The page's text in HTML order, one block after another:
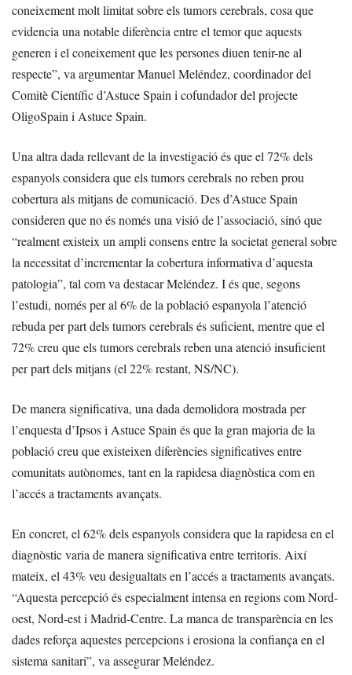
coneixement molt limitat sobre els tumors cerebrals, cosa que
evidencia una notable diferència entre el temor que aquests
generen i el coneixement que les persones diuen tenir-ne al
respecte”, va argumentar Manuel Meléndez, coordinador del
Comitè Científic d’Astuce Spain i cofundador del projecte
OligoSpain i Astuce Spain.
Una altra dada rellevant de la investigació és que el 72% dels
espanyols considera que els tumors cerebrals no reben prou
cobertura als mitjans de comunicació. Des d’Astuce Spain
consideren que no és només una visió de l’associació, sinó que
“realment existeix un ampli consens entre la societat general sobre
la necessitat d’incrementar la cobertura informativa d’aquesta
patologia”, tal com va destacar Meléndez. I és que, segons
l’estudi, només per al 6% de la població espanyola l’atenció
rebuda per part dels tumors cerebrals és suficient, mentre que el
72% creu que els tumors cerebrals reben una atenció insuficient
per part dels mitjans (el 22% restant, NS/NC).
De manera significativa, una dada demolidora mostrada per
l’enquesta d’Ipsos i Astuce Spain és que la gran majoria de la
població creu que existeixen diferències significatives entre
comunitats autònomes, tant en la rapidesa diagnòstica com en
l’accés a tractaments avançats.
En concret, el 62% dels espanyols considera que la rapidesa en el
diagnòstic varia de manera significativa entre territoris. Així
mateix, el 43% veu desigualtats en l’accés a tractaments avançats.
“Aquesta percepció és especialment intensa en regions com Nord-
oest, Nord-est i Madrid-Centre. La manca de transparència en les
dades reforça aquestes percepcions i erosiona la confiança en el
sistema sanitari”, va assegurar Meléndez.